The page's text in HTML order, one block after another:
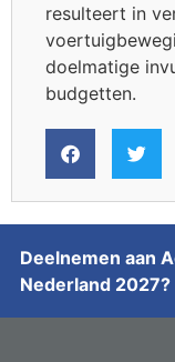
resulteert in
doelmatige
budgetten.
Deelnemen aan
Nederland 2027?